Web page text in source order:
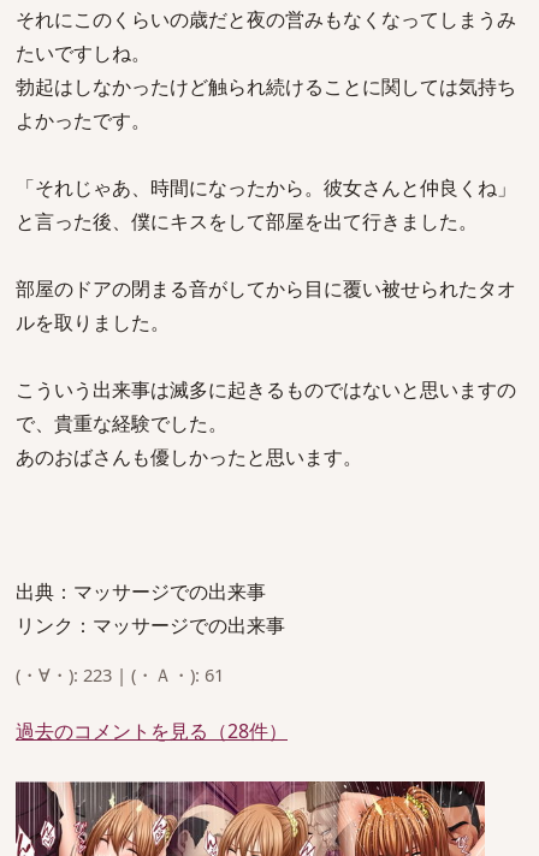
それにこのくらいの歳だと夜の営みもなくなってしまうみ
たいですしね。
勃起はしなかったけど触られ続けることに関しては気持ち
よかったです。
「それじゃあ、時間になったから。彼女さんと仲良くね」
と言った後、僕にキスをして部屋を出て行きました。
部屋のドアの閉まる音がしてから目に覆い被せられたタオ
ルを取りました。
こういう出来事は滅多に起きるものではないと思いますの
で、貴重な経験でした。
あのおばさんも優しかったと思います。
出典：マッサージでの出来事
リンク：マッサージでの出来事
(・∀・): 223 | (・Ａ・): 61
過去のコメントを見る（28件）